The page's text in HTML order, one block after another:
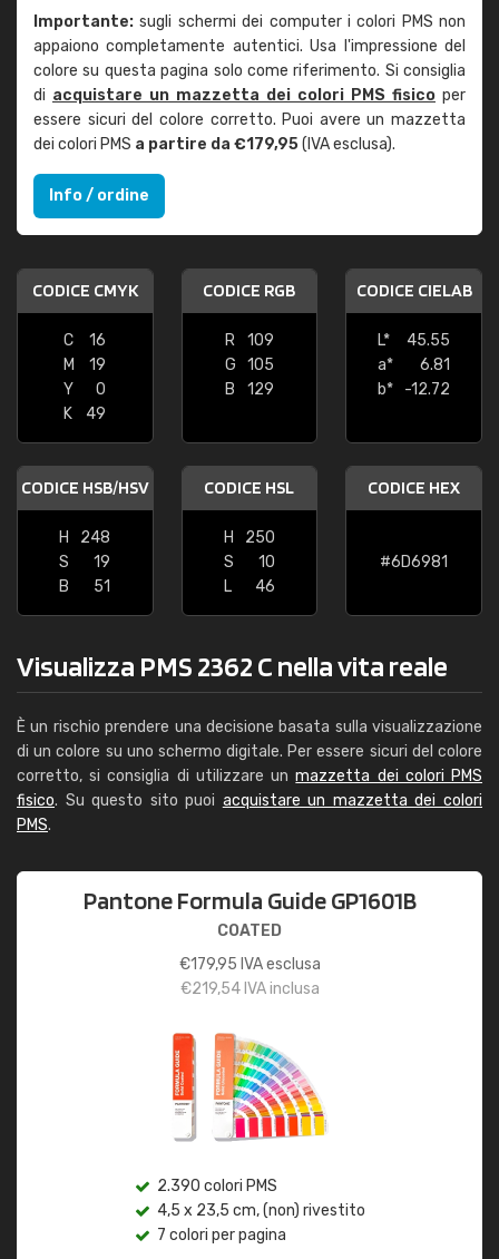
Importante: sugli schermi dei computer i colori PMS non
appaiono completamente autentici. Usa l'impressione del
colore su questa pagina solo come riferimento. Si consiglia
di acquistare un mazzetta dei colori PMS fisico per
essere sicuri del colore corretto. Puoi avere un mazzetta
dei colori PMS a partire da €179,95(IVA esclusa).
Info / ordine
CODICE CMYK
C
16
M
19
Y
0
K
49
CODICE RGB
R
109
G
105
B
129
CODICE CIELAB
L*
45.55
a*
6.81
b*
-12.72
CODICE HSB/HSV
H
248
S
19
B
51
CODICE HSL
H
250
S
10
L
46
CODICE HEX
#6D6981
Visualizza PMS 2362 C nella vita reale
È un rischio prendere una decisione basata sulla visualizzazione
di un colore su uno schermo digitale. Per essere sicuri del colore
corretto, si consiglia di utilizzare unmazzetta dei colori PMS
fisico. Su questo sito puoi acquistare un mazzetta dei colori
PMS.
Pantone Formula Guide GP1601B
COATED
€179,95 IVA esclusa
€219,54IVA inclusa
2.390 colori PMS
4,5 x 23,5 cm, (non) rivestito
7 colori per pagina